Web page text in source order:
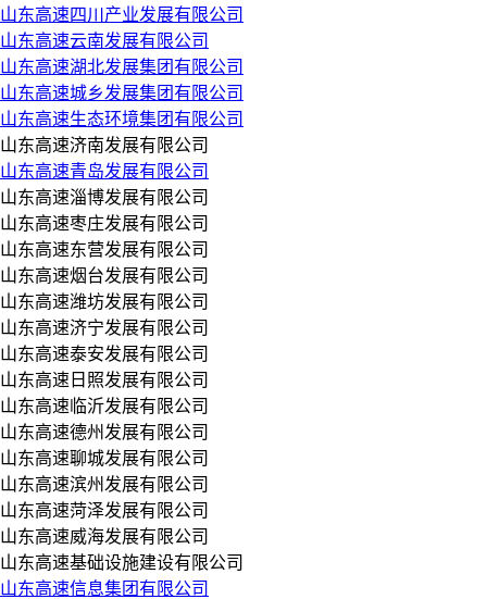
山东高速四川产业发展有限公司
山东高速云南发展有限公司
山东高速湖北发展集团有限公司
山东高速城乡发展集团有限公司
山东高速生态环境集团有限公司
山东高速济南发展有限公司
山东高速青岛发展有限公司
山东高速淄博发展有限公司
山东高速枣庄发展有限公司
山东高速东营发展有限公司
山东高速烟台发展有限公司
山东高速潍坊发展有限公司
山东高速济宁发展有限公司
山东高速泰安发展有限公司
山东高速日照发展有限公司
山东高速临沂发展有限公司
山东高速德州发展有限公司
山东高速聊城发展有限公司
山东高速滨州发展有限公司
山东高速菏泽发展有限公司
山东高速威海发展有限公司
山东高速基础设施建设有限公司
山东高速信息集团有限公司